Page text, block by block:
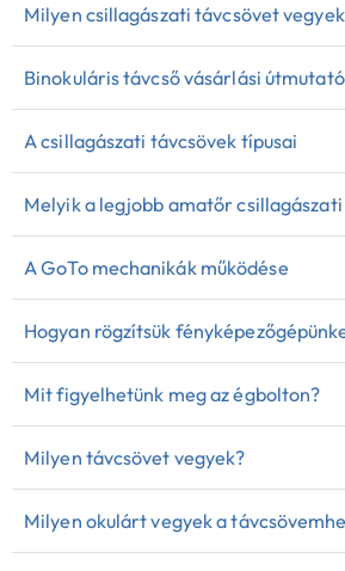
Milyen csillagászati távcsövet
Binokuláris távcső vásárlási útmutató
A csillagászati távcsövek típusai
Melyik a legjobb amatőr
A GoTo mechanikák működése
Hogyan rögzítsük
Mit figyelhetünk meg az égbolton?
Milyen távcsövet vegyek?
Milyen okulárt vegyek a